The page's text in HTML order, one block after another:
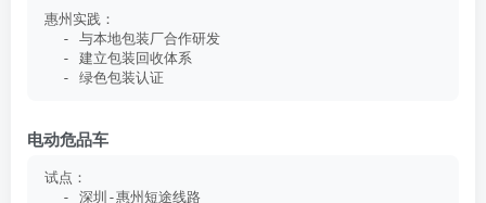
惠州实践：
  - 与本地包装厂合作研发
  - 建立包装回收体系
  - 绿色包装认证
电动危品车
试点：
  - 深圳-惠州短途线路